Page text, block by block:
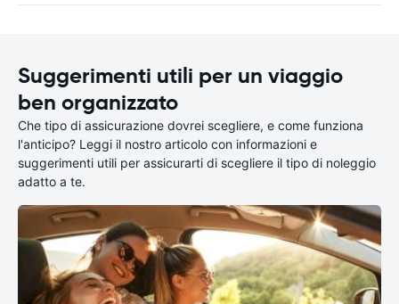
Suggerimenti utili per un viaggio
ben organizzato
Che tipo di assicurazione dovrei scegliere, e come funziona
l'anticipo? Leggi il nostro articolo con informazioni e
suggerimenti utili per assicurarti di scegliere il tipo di noleggio
adatto a te.